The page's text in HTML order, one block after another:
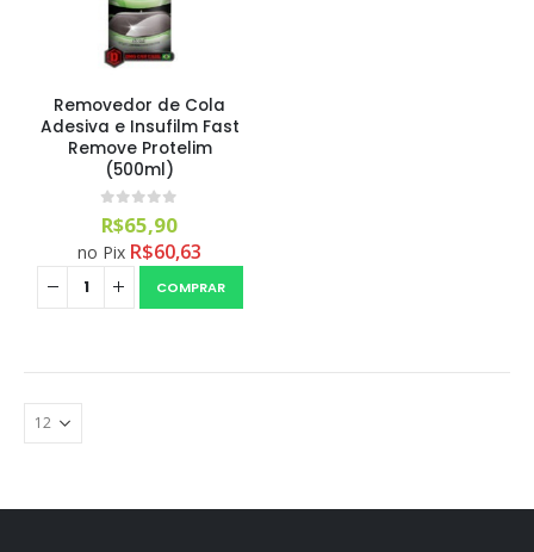
Removedor de Cola
Adesiva e Insufilm Fast
Remove Protelim
(500ml)
R$65,90
no Pix R$60,63
COMPRAR